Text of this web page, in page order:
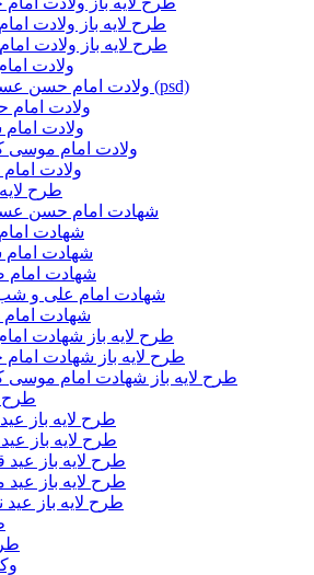
طرح لایه باز ولادت
طرح لایه باز ولادت
ولادت
ولادت امام حسن عسکری (psd)
ولادت امام
ولادت
ولادت امام موسی
ولادت
طرح
شهادت امام حسن
شهادت
شهادت امام
شهادت امام
شهادت امام علی و
شهادت امام
طرح لایه باز شهادت امام
طرح لایه باز شهادت
طرح لایه باز شهادت امام موسی
طرح
طرح لایه باز عید
طرح لایه باز
طرح لایه باز عید
طرح لایه باز
طرح لایه باز عید